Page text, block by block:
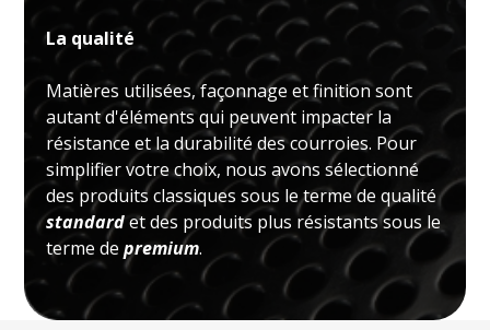
La qualité
Matières utilisées, façonnage et finition sont
autant d'éléments qui peuvent impacter la
résistance et la durabilité des courroies. Pour
simplifier votre choix, nous avons sélectionné
des produits classiques sous le terme de qualité
standardet des produits plus résistants sous le
terme depremium.